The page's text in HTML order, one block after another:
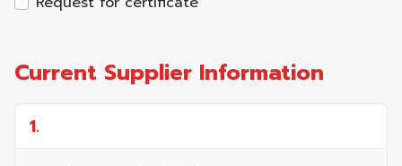
Current Supplier Information
1.